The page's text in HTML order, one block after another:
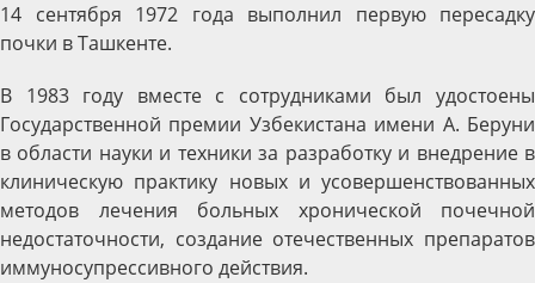
14 сентября 1972 года выполнил первую пересадку
почки в Ташкенте.
В 1983 году вместе с сотрудниками был удостоены
Государственной премии Узбекистана имени А. Беруни
в области науки и техники за разработку и внедрение в
клиническую практику новых и усовершенствованных
методов лечения больных хронической почечной
недостаточности, создание отечественных препаратов
иммуносупрессивного действия.